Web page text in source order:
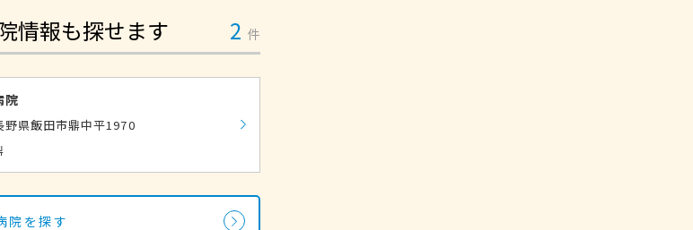
情報も探せます 2 件
院
野県飯田市鼎中平1970
院を探す